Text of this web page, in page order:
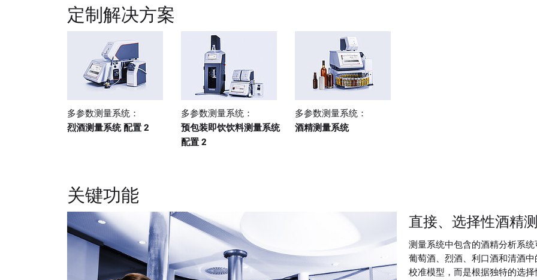
定制解决方案
多参数测量系统：
烈酒测量系统 配置 2
多参数测量系统：
预包装即饮饮料测量系统
配置 2
多参数测量系统：
酒精测量系统
关键功能
直接、选择性酒精
测量系统中包含的酒精分析系
葡萄酒、烈酒、利口酒和清酒
校准模型，而是根据独特的选